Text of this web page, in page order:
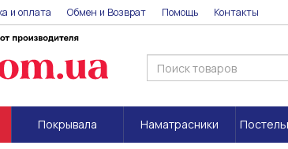
и оплата Обмен и Возврат Помощь Контакты
Покрывала Наматрасники